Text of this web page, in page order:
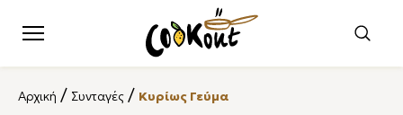
Αρχική / Συνταγές / Κυρίως Γεύμα